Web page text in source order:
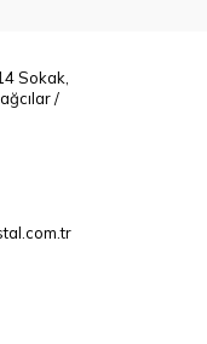
Sokak,
/